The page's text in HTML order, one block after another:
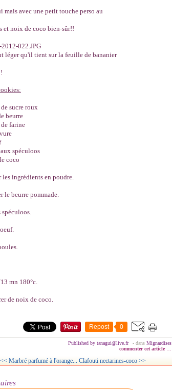
mais avec une petit touche perso au
et noix de coco bien-sûr!!
léger qu'il tient sur la feuille de bananier
sucre roux
beurre
farine
spéculoos
coco
les ingrédients en poudre.
le beurre pommade.
mn 180°c.
de noix de coco.
Repost 0
Published by tanagui@live.fr - dans Mignardises
commenter cet article
<< Marbré parfumé à l'orange... Clafouti nectarines-coco >>